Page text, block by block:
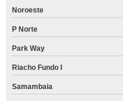
Noroeste
P Norte
Park Way
Riacho Fundo I
Samambaia